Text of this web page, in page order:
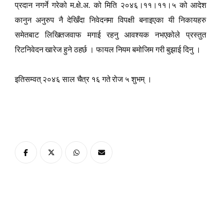
प्रदान नगर्ने गरेको म.क्षे.अ. को मिति २०४६।११।११।५ को आदेश
कानुन अनुरुप नै देखिँदा निवेदनमा विपक्षी बनाइएका यी निकायहरु
समेतबाट लिखितजवाफ मगाई रहनु आवश्यक नभएकोले प्रस्तुत
रिटनिवेदन खारेज हुने ठहर्छ । फायल नियम बमोजिम गरी बुझाई दिनु ।
इतिसम्वत् २०४६ साल चैत्र १६ गते रोज ५ शुभम् ।